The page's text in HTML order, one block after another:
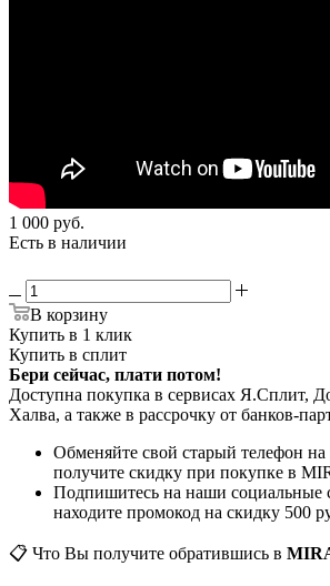
1 000 руб.
Есть в наличии
В корзину
Купить в 1 клик
Купить в сплит
Бери сейчас, плати потом!
Доступна покупка в сервисах Я.Сплит,
Халва, а также в рассрочку от банков-
Обменяйте свой старый телефон
получите скидку при покупке в
Подпишитесь на наши социальные
находите промокод на скидку 500
📋 Что Вы получите обратившись в